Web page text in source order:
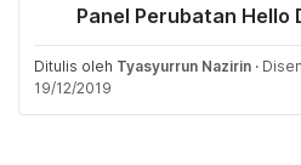
Panel Perubatan Hello
Ditulis oleh Tyasyurrun Nazirin ·
19/12/2019